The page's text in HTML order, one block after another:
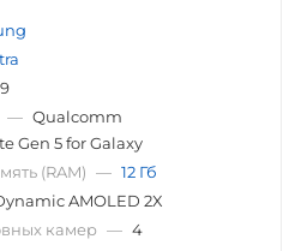
— Qualcomm
Gen 5 for Galaxy
(RAM) — 12 Гб
AMOLED 2X
камер — 4